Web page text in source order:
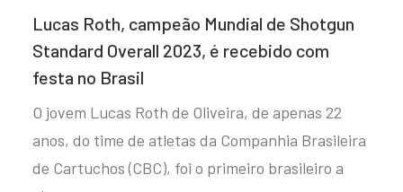
Lucas Roth, campeão Mundial de Shotgun
Standard Overall 2023, é recebido com
festa no Brasil
O jovem Lucas Roth de Oliveira, de apenas 22
anos, do time de atletas da Companhia Brasileira
de Cartuchos (CBC), foi o primeiro brasileiro a